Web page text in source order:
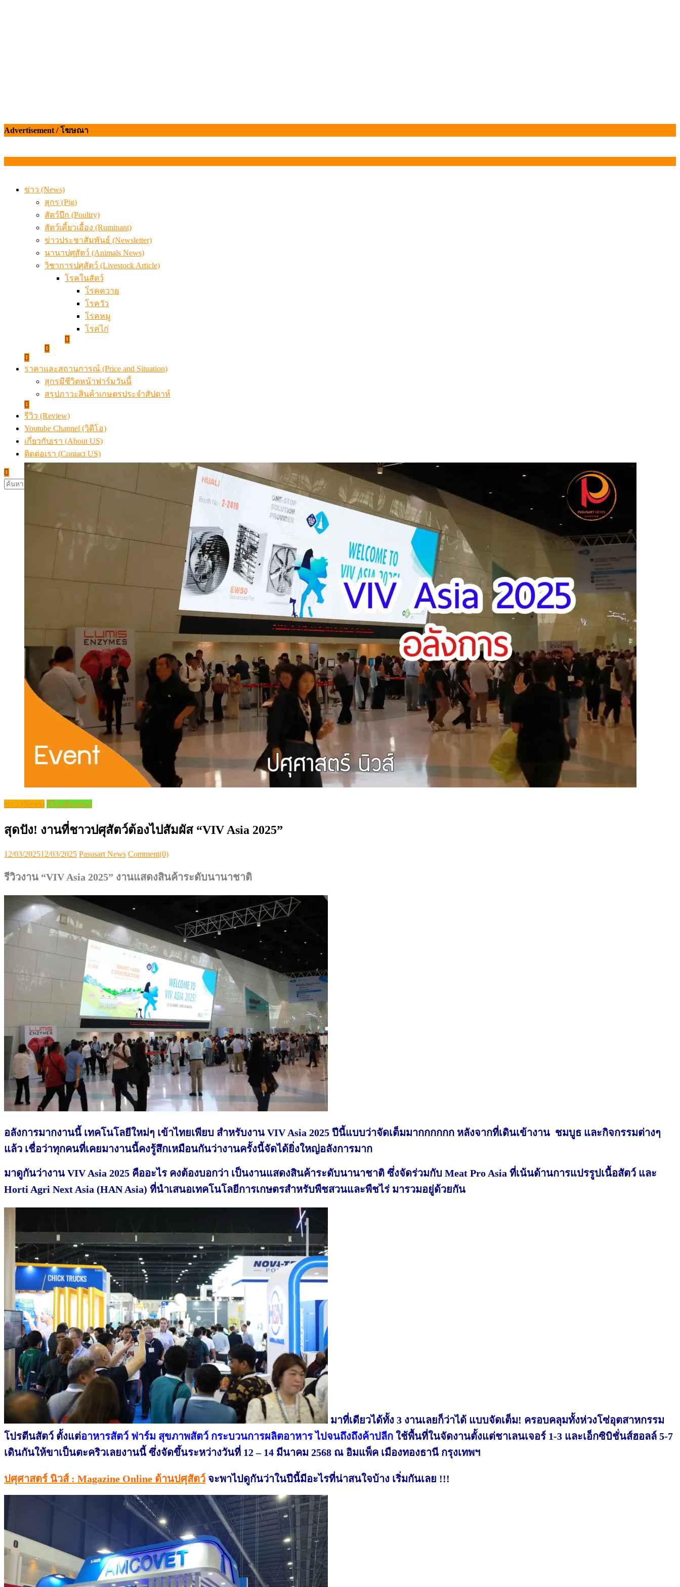
Advertisement / โฆษณา
ข่าว (News)
สุกร (Pig)
สัตว์ปีก (Poultry)
สัตว์เคี้ยวเอื้อง (Ruminant)
ข่าวประชาสัมพันธ์ (Newsletter)
นานาปศุสัตว์ (Animals News)
วิชาการปศุสัตว์ (Livestock Article)
โรคในสัตว์
โรคควาย
โรควัว
โรคหมู
โรคไก่
ราคาและสถานการณ์ (Price and Situation)
สุกรมีชีวิตหน้าฟาร์มวันนี้
สรุปภาวะสินค้าเกษตรประจำสัปดาห์
รีวิว (Review)
Youtube Channel (วิดีโอ)
เกี่ยวกับเรา (About US)
ติดต่อเรา (Contact US)
ค้นหา
ข่าว (News) รีวิว (Review)
สุดปัง! งานที่ชาวปศุสัตว์ต้องไปสัมผัส “VIV Asia 2025”
Posted
12/03/202512/03/2025 Author
Pasusart News Comment(0)
รีวิวงาน “VIV Asia 2025” งานแสดงสินค้าระดับนานาชาติ
อลังการมากงานนี้ เทคโนโลยีใหม่ๆ เข้าไทยเพียบ สำหรับงาน VIV Asia 2025 ปีนี้แบบว่าจัดเต็มมากกกกกก หลังจากที่เดินเข้างาน ชมบูธ และกิจกรรมต่างๆ
แล้ว เชื่อว่าทุกคนที่เคยมางานนี้คงรู้สึกเหมือนกันว่างานครั้งนี้จัดได้ยิ่งใหญ่อลังการมาก
มาดูกันว่างาน VIV Asia 2025 คืออะไร คงต้องบอกว่า เป็นงานแสดงสินค้าระดับนานาชาติ ซึ่งจัดร่วมกับ Meat Pro Asia ที่เน้นด้านการแปรรูปเนื้อสัตว์ และ
Horti Agri Next Asia (HAN Asia) ที่นำเสนอเทคโนโลยีการเกษตรสำหรับพืชสวนและพืชไร่ มารวมอยู่ด้วยกัน
มาที่เดียวได้ทั้ง 3 งานเลยก็ว่าได้ แบบจัดเต็ม! ครอบคลุมทั้งห่วงโซ่อุตสาหกรรม
โปรตีนสัตว์ ตั้งแต่อาหารสัตว์ ฟาร์ม สุขภาพสัตว์ กระบวนการผลิตอาหาร ไปจนถึงถึงค้าปลีก ใช้พื้นที่ในจัดงานตั้งแต่ชาเลนเจอร์ 1-3 และเอ็กซิบิชั่นส์ฮอลล์ 5-7
เดินกันให้ขาเป็นตะคริวเลยงานนี้ ซึ่งจัดขึ้นระหว่างวันที่ 12 – 14 มีนาคม 2568 ณ อิมแพ็ค เมืองทองธานี กรุงเทพฯ
ปศุศาสตร์ นิวส์ : Magazine Online ด้านปศุสัตว์ จะพาไปดูกันว่าในปีนี้มีอะไรที่น่าสนใจบ้าง เริ่มกันเลย !!!